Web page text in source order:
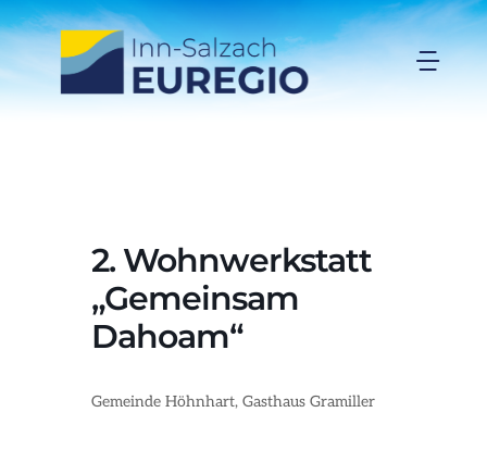
Zum
Inhalt
springen
Projekte
Förderungen
2. Wohnwerkstatt
„Gemeinsam
Dahoam“
Gemeinde Höhnhart, Gasthaus Gramiller